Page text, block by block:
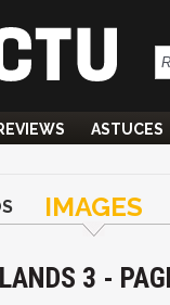
ASTUCES
IMAGES
3 -